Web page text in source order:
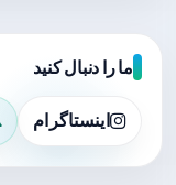
ما را دنبال کنید
اینستاگرام